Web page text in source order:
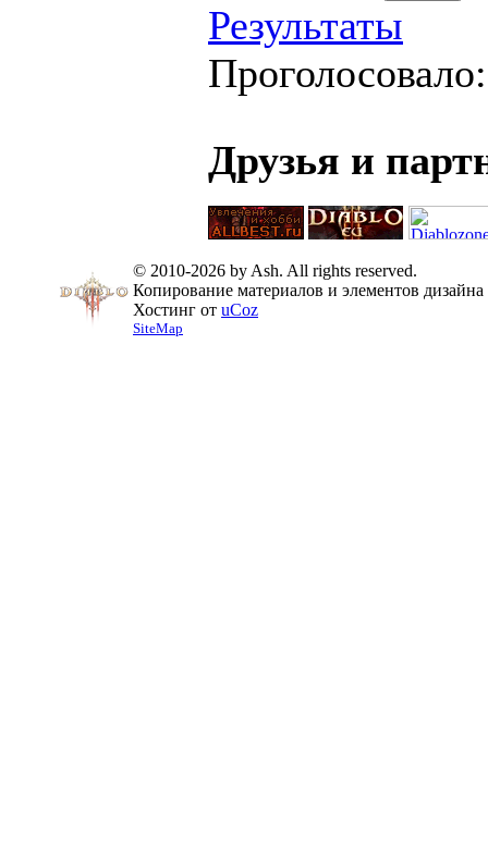
Результаты
Друзья и
© 2010-2026 by Ash. All rights reserved.
Копирование материалов и элементов
Хостинг от uCoz
SiteMap